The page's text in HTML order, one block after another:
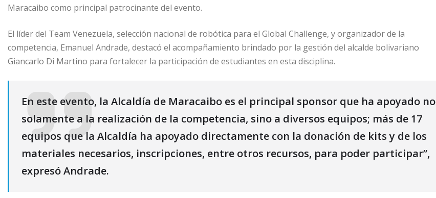
Maracaibo como principal patrocinante del evento.
El líder del Team Venezuela, selección nacional de robótica para el Global Challenge, y organizador de la
competencia, Emanuel Andrade, destacó el acompañamiento brindado por la gestión del alcalde bolivariano
Giancarlo Di Martino para fortalecer la participación de estudiantes en esta disciplina.
En este evento, la Alcaldía de Maracaibo es el principal sponsor que ha apoyado no
solamente a la realización de la competencia, sino a diversos equipos; más de 17
equipos que la Alcaldía ha apoyado directamente con la donación de kits y de los
materiales necesarios, inscripciones, entre otros recursos, para poder participar”,
expresó Andrade.